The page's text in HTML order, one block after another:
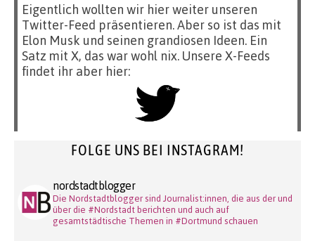
Eigentlich wollten wir hier weiter unseren
Twitter-Feed präsentieren. Aber so ist das mit
Elon Musk und seinen grandiosen Ideen. Ein
Satz mit X, das war wohl nix. Unsere X-Feeds
findet ihr aber hier:
FOLGE UNS BEI INSTAGRAM!
nordstadtblogger
Die Nordstadtblogger sind Journalist:innen, die aus der und
über die #Nordstadt berichten und auch auf
gesamtstädtische Themen in #Dortmund schauen